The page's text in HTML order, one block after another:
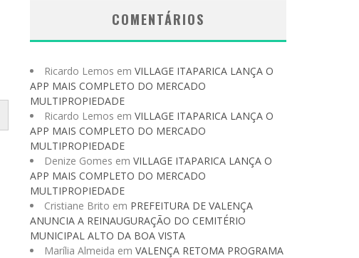
COMENTÁRIOS
Ricardo Lemos em VILLAGE ITAPARICA LANÇA O
APP MAIS COMPLETO DO MERCADO
MULTIPROPIEDADE
Ricardo Lemos em VILLAGE ITAPARICA LANÇA O
APP MAIS COMPLETO DO MERCADO
MULTIPROPIEDADE
Denize Gomes em VILLAGE ITAPARICA LANÇA O
APP MAIS COMPLETO DO MERCADO
MULTIPROPIEDADE
Cristiane Brito em PREFEITURA DE VALENÇA
ANUNCIA A REINAUGURAÇÃO DO CEMITÉRIO
MUNICIPAL ALTO DA BOA VISTA
Marília Almeida em VALENÇA RETOMA PROGRAMA